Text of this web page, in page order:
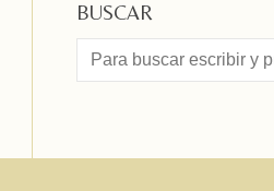
BUSCAR